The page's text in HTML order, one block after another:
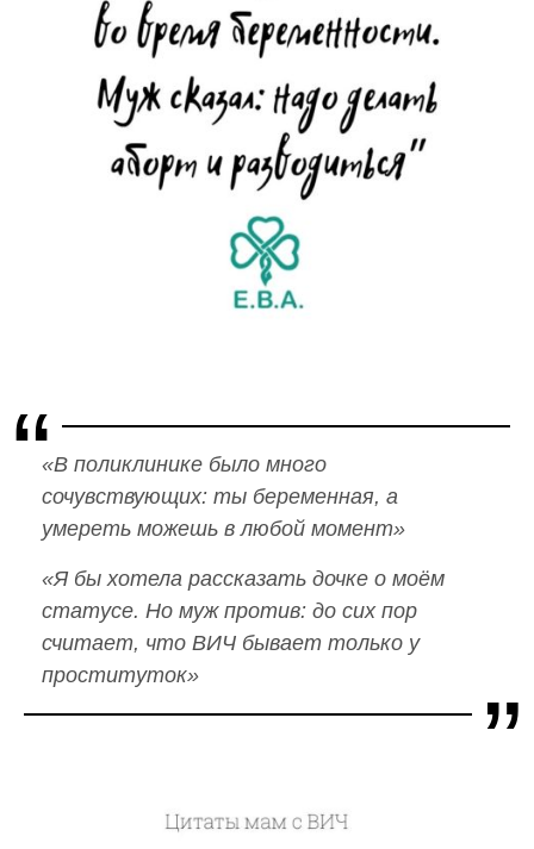
«В поликлинике было много
сочувствующих: ты беременная, а
умереть можешь в любой момент»
«Я бы хотела рассказать дочке о моём
статусе. Но муж против: до сих пор
считает, что ВИЧ бывает только у
проституток»